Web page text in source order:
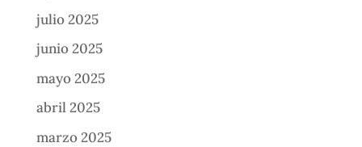
julio 2025
junio 2025
mayo 2025
abril 2025
marzo 2025